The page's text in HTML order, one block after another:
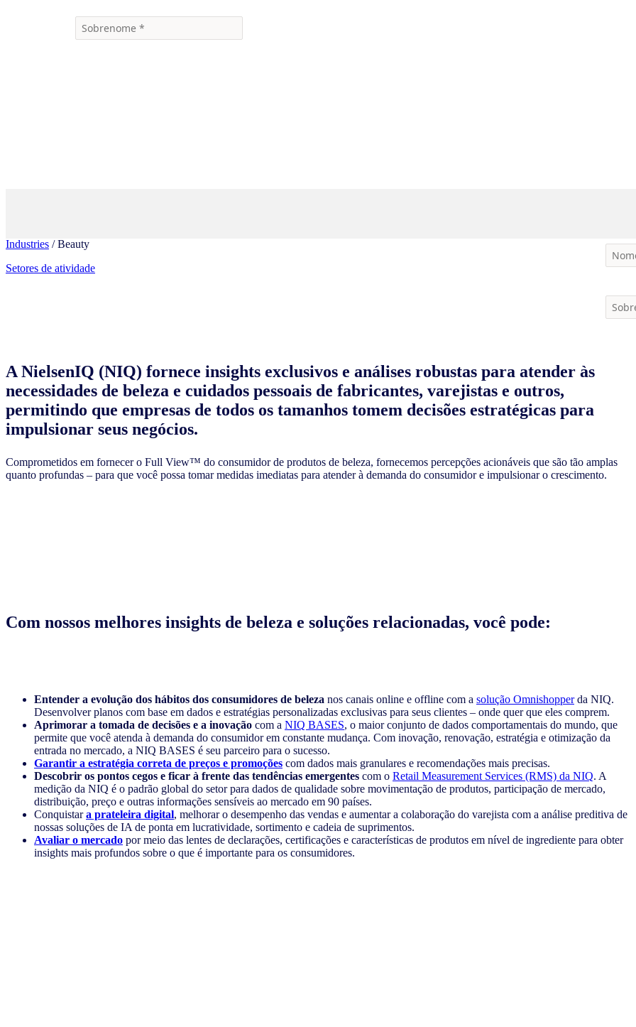
Industries / Beauty
Setores de atividade
A NielsenIQ (NIQ) fornece insights exclusivos e análises robustas para atender às
necessidades de beleza e cuidados pessoais de fabricantes, varejistas e outros,
permitindo que empresas de todos os tamanhos tomem decisões estratégicas para
impulsionar seus negócios.
Comprometidos em fornecer o Full View™ do consumidor de produtos de beleza, fornecemos percepções acionáveis que são tão amplas
quanto profundas – para que você possa tomar medidas imediatas para atender à demanda do consumidor e impulsionar o crescimento.
Com nossos melhores insights de beleza e soluções relacionadas, você pode:
Entender a evolução dos hábitos dos consumidores de beleza nos canais online e offline com a solução Omnishopperda NIQ.
Desenvolver planos com base em dados e estratégias personalizadas exclusivas para seus clientes – onde quer que eles comprem.
Aprimorar a tomada de decisões e a inovação com a NIQ BASES, o maior conjunto de dados comportamentais do mundo, que
permite que você atenda à demanda do consumidor em constante mudança. Com inovação, renovação, estratégia e otimização da
entrada no mercado, a NIQ BASES é seu parceiro para o sucesso.
Garantir a estratégia correta de preços e promoções com dados mais granulares e recomendações mais precisas.
Descobrir os pontos cegos e ficar à frente das tendências emergentes com o Retail Measurement Services (RMS) da NIQ. A
medição da NIQ é o padrão global do setor para dados de qualidade sobre movimentação de produtos, participação de mercado,
distribuição, preço e outras informações sensíveis ao mercado em 90 países.
Conquistara prateleira digital, melhorar o desempenho das vendas e aumentar a colaboração do varejista com a análise preditiva de
nossas soluções de IA de ponta em lucratividade, sortimento e cadeia de suprimentos.
Avaliar o mercado por meio das lentes de declarações, certificações e características de produtos em nível de ingrediente para obter
insights mais profundos sobre o que é importante para os consumidores.